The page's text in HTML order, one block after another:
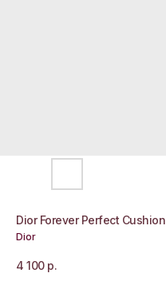
Dior Forever Perfect Cushion
Dior
4 100 р.